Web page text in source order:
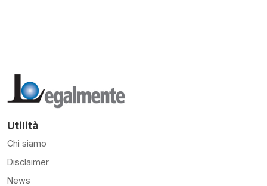
Utilità
Chi siamo
Disclaimer
News